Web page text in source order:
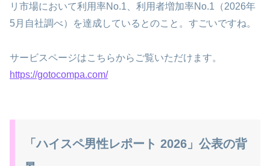
リ市場において利用率No.1、利用者増加率No.1（2026年
5月自社調べ）を達成しているとのこと。すごいですね。
サービスページはこちらからご覧いただけます。
https://gotocompa.com/
「ハイスペ男性レポート 2026」公表の背